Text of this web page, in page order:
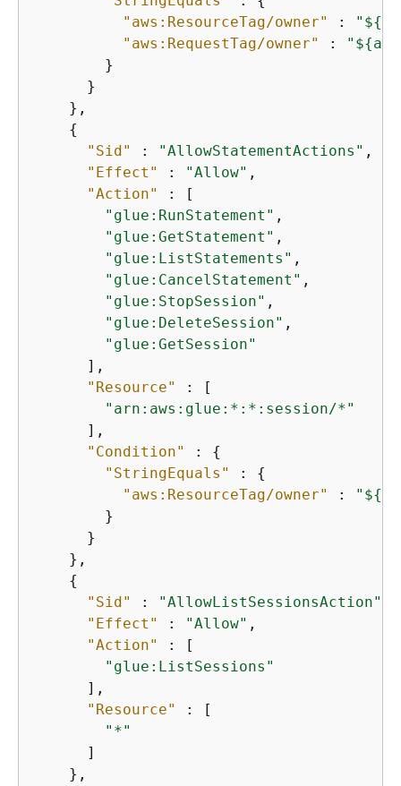
"aws:ResourceTag/owner"
: "${
"aws:RequestTag/owner"
: "${
        }
      }
    },
{
"Sid"
: "AllowStatementActions" ,
"Effect"
: "Allow" ,
"Action"
: [
"glue:RunStatement" ,
"glue:GetStatement" ,
"glue:ListStatements" ,
"glue:CancelStatement" ,
"glue:StopSession" ,
"glue:DeleteSession" ,
"glue:GetSession"
      ],
"Resource"
: [
"arn:aws:glue:*:*:session/*"
      ],
"Condition"
: {
"StringEquals"
: {
"aws:ResourceTag/owner"
: "${
        }
      }
    },
{
"Sid"
: "AllowListSessionsAction"
"Effect"
: "Allow" ,
"Action"
: [
"glue:ListSessions"
      ],
"Resource"
: [
"*"
      ]
    },